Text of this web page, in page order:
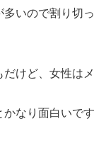
いので割り切っ
けど、女性はメ
かなり面白いです